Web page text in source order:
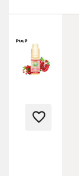
favorite_border